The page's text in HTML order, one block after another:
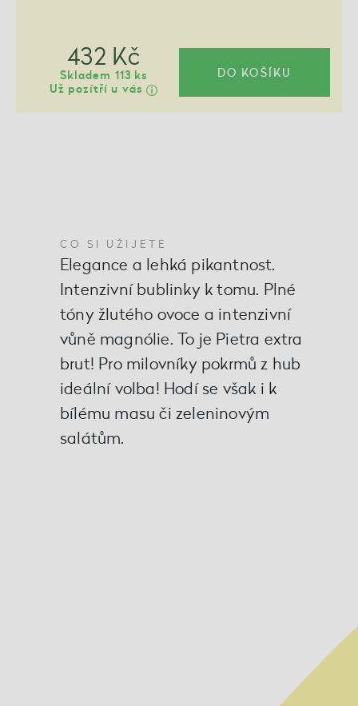
432 Kč
Skladem 113 ks
Už pozítří u vás
DO KOŠÍKU
CO SI UŽIJETE
Elegance a lehká pikantnost.
Intenzivní bublinky k tomu. Plné
tóny žlutého ovoce a intenzivní
vůně magnólie. To je Pietra extra
brut! Pro milovníky pokrmů z hub
ideální volba! Hodí se však i k
bílému masu či zeleninovým
salátům.